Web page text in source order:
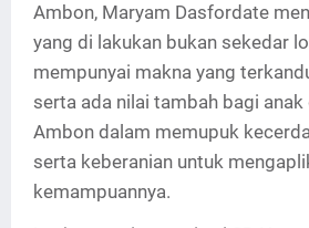
Ambon, Maryam Dasfordate
yang di lakukan bukan sekedar
mempunyai makna yang
serta ada nilai tambah bagi
Ambon dalam memupuk
serta keberanian untuk
kemampuannya.